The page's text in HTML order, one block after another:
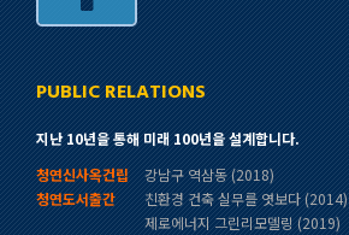
PUBLIC RELATIONS
지난 10년을 통해 미래 100년을 설계합니다.
청연신사옥건립
강남구 역삼동 (2018)
청연도서출간
친환경 건축 실무를 엿보다 (2014)
제로에너지 그린리모델링 (2019)